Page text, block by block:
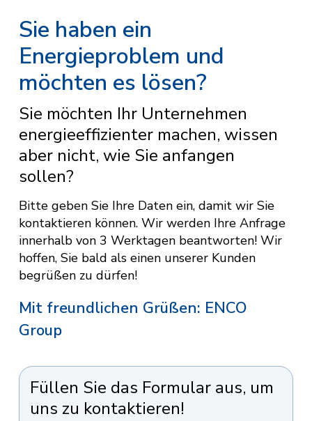
Sie haben ein
Energieproblem und
möchten es lösen?
Sie möchten Ihr Unternehmen
energieeffizienter machen, wissen
aber nicht, wie Sie anfangen
sollen?
Bitte geben Sie Ihre Daten ein, damit wir Sie
kontaktieren können. Wir werden Ihre Anfrage
innerhalb von 3 Werktagen beantworten! Wir
hoffen, Sie bald als einen unserer Kunden
begrüßen zu dürfen!
Mit freundlichen Grüßen: ENCO
Group
Füllen Sie das Formular aus, um
uns zu kontaktieren!